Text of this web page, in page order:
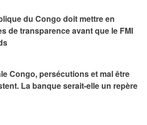
du Congo doit mettre en
de transparence avant que le FMI
Congo, persécutions et mal être
La banque serait-elle un repère